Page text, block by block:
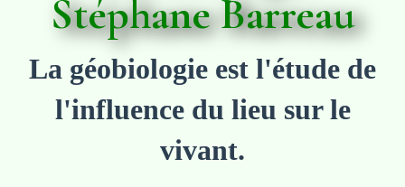
Stéphane Barreau
La géobiologie est l'étude de
l'influence du lieu sur le
vivant.